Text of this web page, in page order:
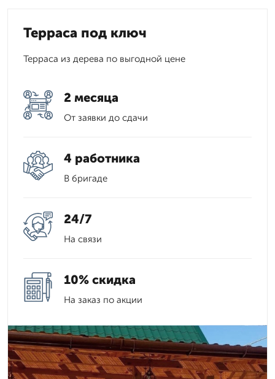
Терраса под ключ
Терраса из дерева по выгодной цене
2 месяца
От заявки до сдачи
4 работника
В бригаде
24/7
На связи
10% скидка
На заказ по акции